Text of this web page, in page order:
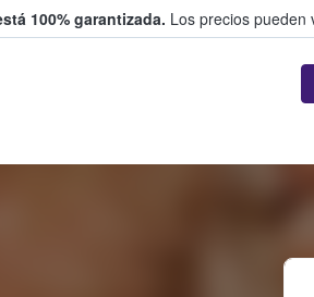
100% garantizada. Los precios pueden